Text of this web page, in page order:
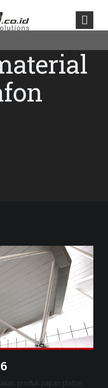
produk papan plafon